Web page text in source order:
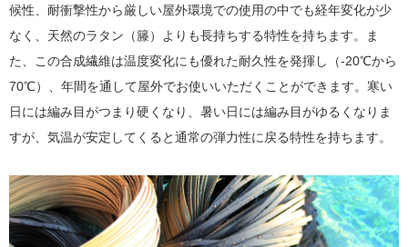
候性、耐衝撃性から厳しい屋外環境での使用の中でも経年変化が少
なく、天然のラタン（籐）よりも長持ちする特性を持ちます。ま
た、この合成繊維は温度変化にも優れた耐久性を発揮し（-20℃から
70℃）、年間を通して屋外でお使いいただくことができます。寒い
日には編み目がつまり硬くなり、暑い日には編み目がゆるくなりま
すが、気温が安定してくると通常の弾力性に戻る特性を持ちます。